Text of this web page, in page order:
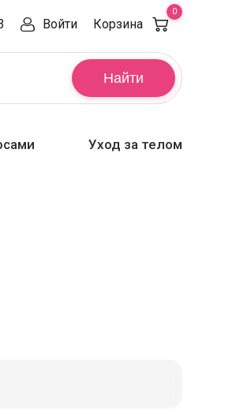
Войти Корзина
0
Найти
Уход за телом